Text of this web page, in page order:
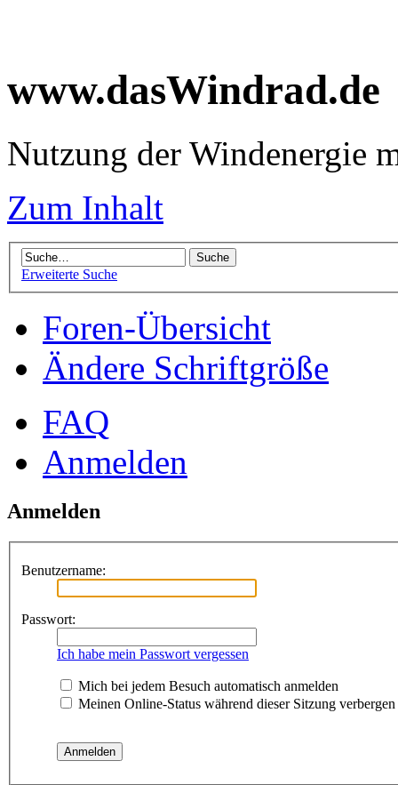
www.dasWindrad.de
Nutzung der Windenergie
Zum Inhalt
Erweiterte Suche
Foren-Übersicht
Ändere Schriftgröße
FAQ
Anmelden
Anmelden
Benutzername:
Passwort:
Ich habe mein Passwort vergessen
Mich bei jedem Besuch automatisch anmelden
Meinen Online-Status während dieser Sitzung verbergen